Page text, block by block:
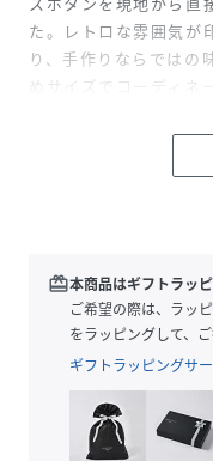
た。レトロな雰囲気が
り、手作りならではの
めサイズでコーディネ
サイズ FREE
品番
redeem本商品はギフトラッ
ご希望の際は、ラッ
をラッピングして、
ギフトラッピングサ